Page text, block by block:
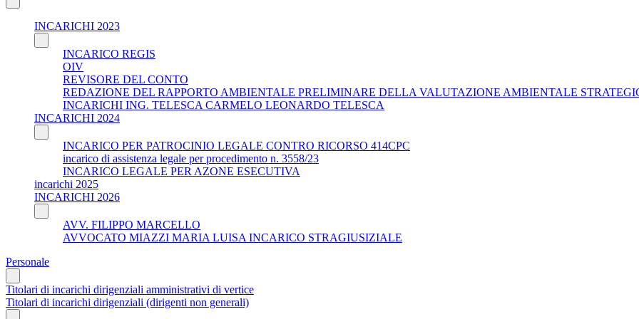
INCARICHI 2023
INCARICO REGIS
OIV
REVISORE DEL CONTO
REDAZIONE DEL RAPPORTO AMBIENTALE PRELIMINARE DELLA VALUTAZIONE AMBIENTALE
INCARICHI ING. TELESCA CARMELO LEONARDO TELESCA
INCARICHI 2024
INCARICO PER PATROCINIO LEGALE CONTRO RICORSO 414CPC
incarico di assistenza legale per procedimento n. 3558/23
INCARICO LEGALE PER AZONE ESECUTIVA
incarichi 2025
INCARICHI 2026
AVV. FILIPPO MARCELLO
AVVOCATO MIAZZI MARIA LUISA INCARICO STRAGIUSIZIALE
Personale
Titolari di incarichi dirigenziali amministrativi di vertice
Titolari di incarichi dirigenziali (dirigenti non generali)